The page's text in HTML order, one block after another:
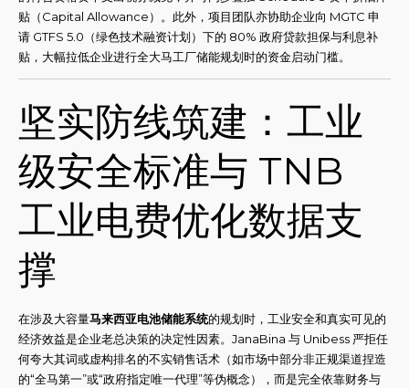
贴（Capital Allowance）。此外，项目团队亦协助企业向 MGTC 申
请 GTFS 5.0（绿色技术融资计划）下的 80% 政府贷款担保与利息补
贴，大幅拉低企业进行全大马工厂储能规划时的资金启动门槛。
坚实防线筑建：工业
级安全标准与 TNB
工业电费优化数据支
撑
在涉及大容量马来西亚电池储能系统的规划时，工业安全和真实可见的
经济效益是企业老总决策的决定性因素。JanaBina 与 Unibess 严拒任
何夸大其词或虚构排名的不实销售话术（如市场中部分非正规渠道捏造
的“全马第一”或“政府指定唯一代理”等伪概念），而是完全依靠财务与